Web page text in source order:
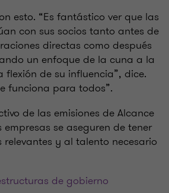
esto. “Es fantástico ver que las
con sus socios tanto antes de
directas como después
un enfoque de la cuna a la
de su influencia”, dice.
funciona para todos”.
de las emisiones de Alcance
se aseguren de tener
y al talento necesario
de gobierno